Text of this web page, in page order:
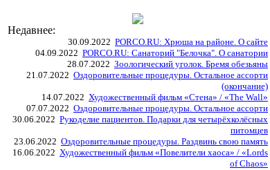
Недавнее:
30.09.2022 PORCO.RU: Хрюша на районе. О сайте
04.09.2022 PORCO.RU: Санаторий "Белочка". О санатории
28.07.2022 Зоологический уголок. Бремя обезьяны
21.07.2022 Оздоровительные процедуры. Остальное ассорти
(окончание)
14.07.2022 Художественный фильм «Стена» / «The Wall»
07.07.2022 Оздоровительные процедуры. Остальное ассорти
30.06.2022 Рукоделие пациентов. Подарки для четырёхколёсных
питомцев
23.06.2022 Оздоровительные процедуры. Раздвинь свою память
16.06.2022 Художественный фильм «Повелители хаоса» / «Lords
of Chaos»